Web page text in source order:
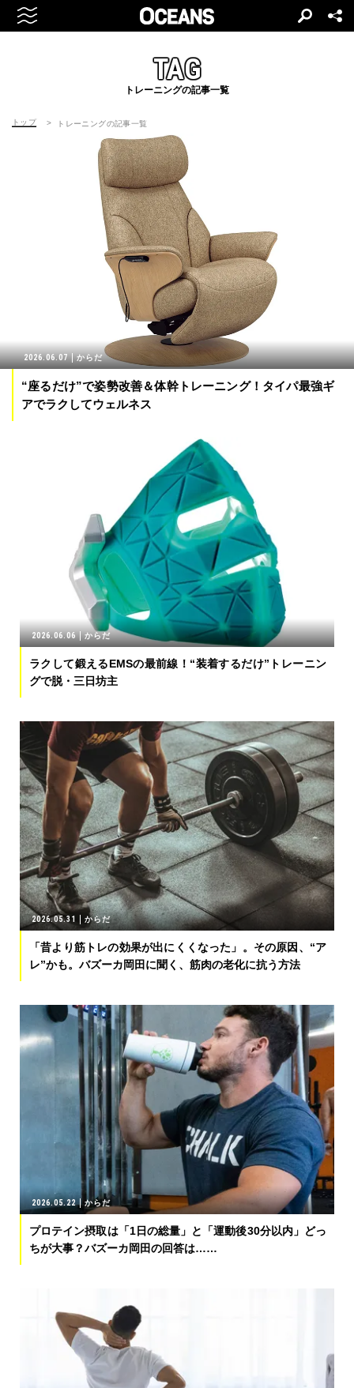
TAG
トレーニングの記事一覧
トップ トレーニングの記事一覧
2026.06.07 からだ
“座るだけ”で姿勢改善＆体幹トレーニング！タイパ最強ギ
アでラクしてウェルネス
2026.06.06 からだ
ラクして鍛えるEMSの最前線！“装着するだけ”トレーニン
グで脱・三日坊主
2026.05.31 からだ
「昔より筋トレの効果が出にくくなった」。その原因、“ア
レ”かも。バズーカ岡田に聞く、筋肉の老化に抗う方法
2026.05.22 からだ
プロテイン摂取は「1日の総量」と「運動後30分以内」どっ
ちが大事？バズーカ岡田の回答は……